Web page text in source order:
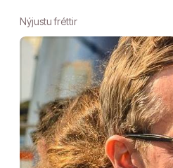
Nýjustu fréttir